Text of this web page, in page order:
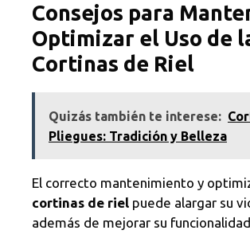
Consejos para
Optimizar el Uso de
Cortinas de Riel
Quizás también te interese:
Pliegues: Tradición y Belleza
El correcto mantenimiento y
cortinas de riel puede alargar su
además de mejorar su